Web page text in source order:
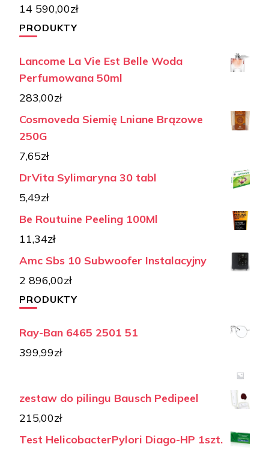
14 590,00zł
PRODUKTY
Lancome La Vie Est Belle Woda
Perfumowana 50ml
283,00zł
Cosmoveda Siemię Lniane Brązowe
250G
7,65zł
DrVita Sylimaryna 30 tabl
5,49zł
Be Routuine Peeling 100Ml
11,34zł
Amc Sbs 10 Subwoofer Instalacyjny
2 896,00zł
PRODUKTY
Ray-Ban 6465 2501 51
399,99zł
zestaw do pilingu Bausch Pedipeel
215,00zł
Test HelicobacterPylori Diago-HP 1szt.